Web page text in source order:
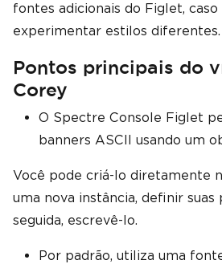
fontes adicionais do Figlet, caso
experimentar estilos diferentes.
Pontos principais do
Corey
O Spectre Console Figlet
banners ASCII usando um
Você pode criá-lo diretamente
uma nova instância, definir
seguida, escrevê-lo.
Por padrão, utiliza uma